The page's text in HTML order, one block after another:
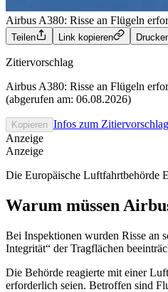
Airbus A380: Risse an Flügeln
Teilen Link kopieren
Zitiervorschlag
Airbus A380: Risse an Flügeln
(abgerufen am: 06.08.2026)
Kopieren Infos zum Zitiervorschlag
Anzeige
Anzeige
Die Europäische Luftfahrtbehörde
Warum müssen
Bei Inspektionen wurden Risse an
Integrität“ der Tragflächen
Die Behörde reagierte mit einer
erforderlich seien. Betroffen sind